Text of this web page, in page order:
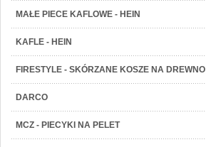
MAŁE PIECE KAFLOWE - HEIN
KAFLE - HEIN
FIRESTYLE - SKÓRZANE KOSZE NA DREWNO
DARCO
MCZ - PIECYKI NA PELET